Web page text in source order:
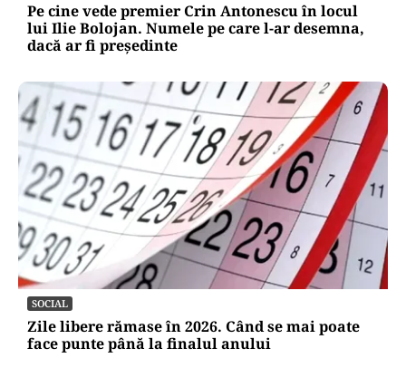
Pe cine vede premier Crin Antonescu în locul
lui Ilie Bolojan. Numele pe care l-ar desemna,
dacă ar fi președinte
SOCIAL
Zile libere rămase în 2026. Când se mai poate
face punte până la finalul anului